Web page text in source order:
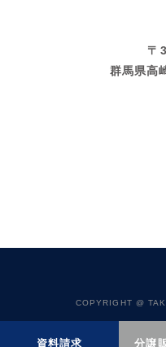
資料請求 分譲
〒
群馬県高
COPYRIGHT @